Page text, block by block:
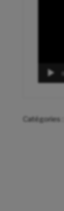
Catégories :